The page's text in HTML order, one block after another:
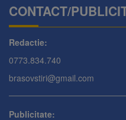
CONTACT/
Redactie:
0773.834.740
brasovstiri@gmail.com
Publicitate: